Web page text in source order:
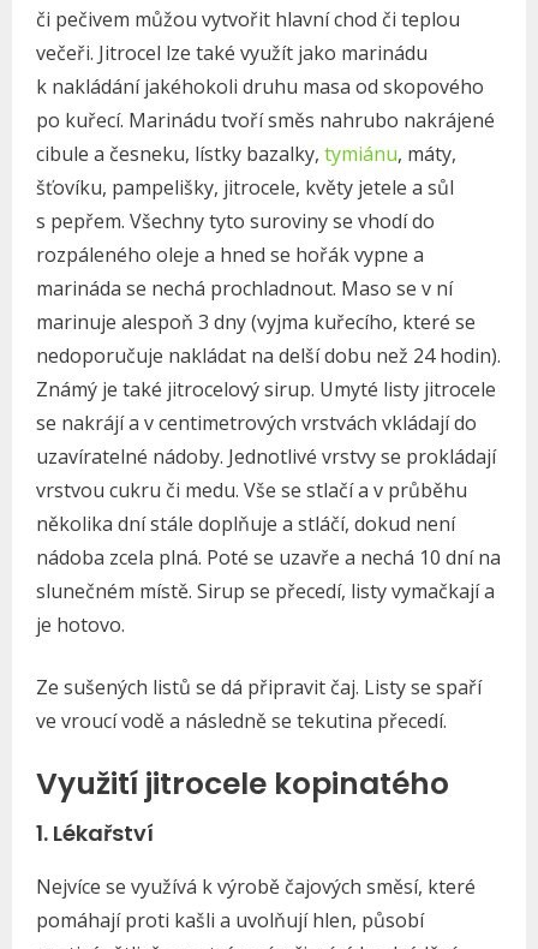
či pečivem můžou vytvořit hlavní chod či teplou
večeři. Jitrocel lze také využít jako marinádu
k nakládání jakéhokoli druhu masa od skopového
po kuřecí. Marinádu tvoří směs nahrubo nakrájené
cibule a česneku, lístky bazalky, tymiánu, máty,
šťovíku, pampelišky, jitrocele, květy jetele a sůl
s pepřem. Všechny tyto suroviny se vhodí do
rozpáleného oleje a hned se hořák vypne a
marináda se nechá prochladnout. Maso se v ní
marinuje alespoň 3 dny (vyjma kuřecího, které se
nedoporučuje nakládat na delší dobu než 24 hodin).
Známý je také jitrocelový sirup. Umyté listy jitrocele
se nakrájí a v centimetrových vrstvách vkládají do
uzavíratelné nádoby. Jednotlivé vrstvy se prokládají
vrstvou cukru či medu. Vše se stlačí a v průběhu
několika dní stále doplňuje a stláčí, dokud není
nádoba zcela plná. Poté se uzavře a nechá 10 dní na
slunečném místě. Sirup se přecedí, listy vymačkají a
je hotovo.
Ze sušených listů se dá připravit čaj. Listy se spaří
ve vroucí vodě a následně se tekutina přecedí.
Využití jitrocele kopinatého
1. Lékařství
Nejvíce se využívá k výrobě čajových směsí, které
pomáhají proti kašli a uvolňují hlen, působí